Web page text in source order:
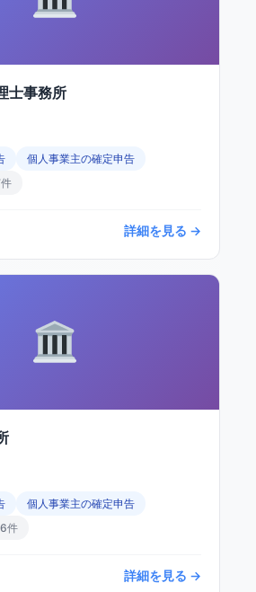
士事務所
個人事業主の確定申告
詳細を見る →
個人事業主の確定申告
件
詳細を見る →